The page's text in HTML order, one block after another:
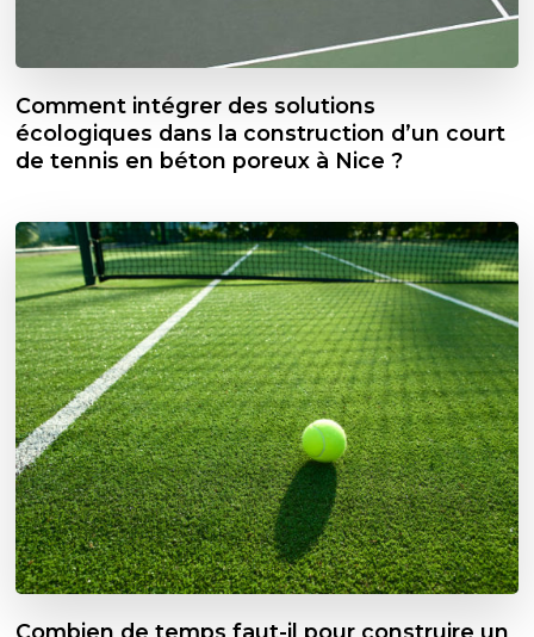
Comment intégrer des solutions
écologiques dans la construction d’un court
de tennis en béton poreux à Nice ?
Combien de temps faut-il pour construire un